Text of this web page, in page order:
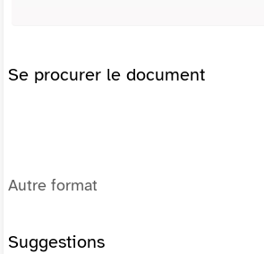
Se procurer le document
Autre format
Suggestions